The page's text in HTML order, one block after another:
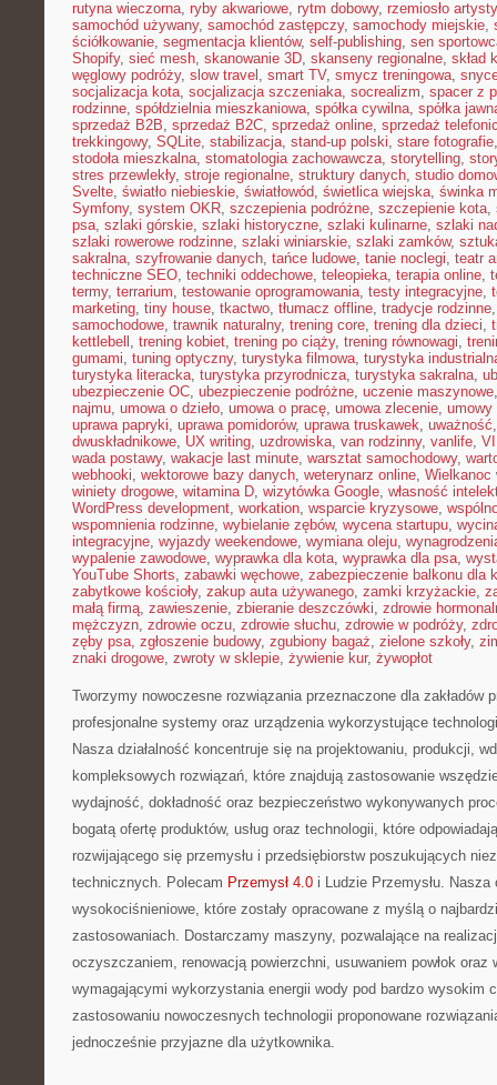
rutyna wieczorna, ryby akwariowe, rytm dobowy, rzemiosło
samochód używany, samochód zastępczy, samochody miejskie,
ściółkowanie, segmentacja klientów, self-publishing, sen
Shopify, sieć mesh, skanowanie 3D, skanseny regionalne, skład
węglowy podróży, slow travel , smart TV, smycz treningowa,
socjalizacja kota, socjalizacja szczeniaka, socrealizm, spacer z
rodzinne, spółdzielnia mieszkaniowa, spółka cywilna, spółka
sprzedaż B2B, sprzedaż B2C, sprzedaż online, sprzedaż
trekkingowy, SQLite, stabilizacja, stand-up polski, stare fotografie
stodoła mieszkalna, stomatologia zachowawcza, storytelling,
stres przewlekły, stroje regionalne, struktury danych, studio
Svelte, światło niebieskie, światłowód, świetlica wiejska, świnka
Symfony, system OKR, szczepienia podróżne, szczepienie kota,
psa, szlaki górskie, szlaki historyczne, szlaki kulinarne, szlaki
szlaki rowerowe rodzinne, szlaki winiarskie, szlaki zamków,
sakralna, szyfrowanie danych, tańce ludowe, tanie noclegi, teatr
techniczne SEO, techniki oddechowe, teleopieka, terapia online,
termy, terrarium, testowanie oprogramowania, testy integracyjne,
marketing, tiny house, tkactwo, tłumacz offline, tradycje rodzinne
samochodowe, trawnik naturalny, trening core, trening dla dzieci,
kettlebell , trening kobiet, trening po ciąży, trening równowagi,
gumami, tuning optyczny, turystyka filmowa, turystyka
turystyka literacka, turystyka przyrodnicza, turystyka sakralna,
ubezpieczenie OC, ubezpieczenie podróżne, uczenie maszynowe
najmu, umowa o dzieło, umowa o pracę, umowa zlecenie, umowy
uprawa papryki, uprawa pomidorów, uprawa truskawek, uważność
dwuskładnikowe, UX writing, uzdrowiska, van rodzinny, vanlife,
wada postawy, wakacje last minute, warsztat samochodowy,
webhooki, wektorowe bazy danych, weterynarz online, Wielkanoc
winiety drogowe, witamina D, wizytówka Google, własność
WordPress development, workation, wsparcie kryzysowe,
wspomnienia rodzinne, wybielanie zębów, wycena startupu,
integracyjne, wyjazdy weekendowe, wymiana oleju,
wypalenie zawodowe, wyprawka dla kota, wyprawka dla psa,
YouTube Shorts, zabawki węchowe, zabezpieczenie balkonu dla
zabytkowe kościoły, zakup auta używanego, zamki krzyżackie,
małą firmą, zawieszenie, zbieranie deszczówki, zdrowie
mężczyzn, zdrowie oczu, zdrowie słuchu, zdrowie w podróży,
zęby psa, zgłoszenie budowy, zgubiony bagaż, zielone szkoły,
znaki drogowe, zwroty w sklepie, żywienie kur, żywopłot
Tworzymy nowoczesne rozwiązania przeznaczone dla zakładów
profesjonalne systemy oraz urządzenia wykorzystujące
Nasza działalność koncentruje się na projektowaniu, produkcji,
kompleksowych rozwiązań, które znajdują zastosowanie
wydajność, dokładność oraz bezpieczeństwo wykonywanych
bogatą ofertę produktów, usług oraz technologii, które
rozwijającego się przemysłu i przedsiębiorstw poszukujących
technicznych. Polecam Przemysł 4.0 i Ludzie Przemysłu.
wysokociśnieniowe, które zostały opracowane z myślą o
zastosowaniach. Dostarczamy maszyny, pozwalające na
oczyszczaniem, renowacją powierzchni, usuwaniem powłok oraz
wymagającymi wykorzystania energii wody pod bardzo wysokim
zastosowaniu nowoczesnych technologii proponowane
jednocześnie przyjazne dla użytkownika.